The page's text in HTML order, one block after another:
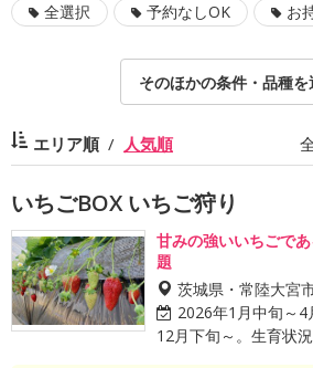
全選択 予約なしOK お
そのほかの条件・品種を
エリア順 人気順
いちごBOX いちご狩り
甘みの強いいちごで
題
茨城県・常陸大宮
2026年1月中旬～
12月下旬～。生育状